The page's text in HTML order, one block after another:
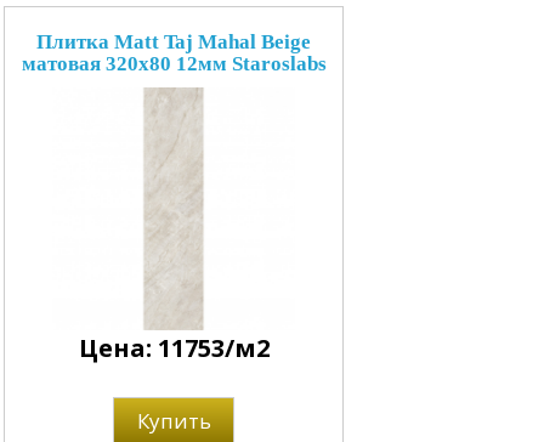
Плитка Matt Taj Mahal Beige
матовая 320x80 12мм Staroslabs
Цена: 11753/м2
Купить